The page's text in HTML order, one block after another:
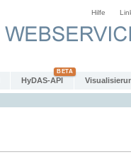
Hilfe
HyDAS-API